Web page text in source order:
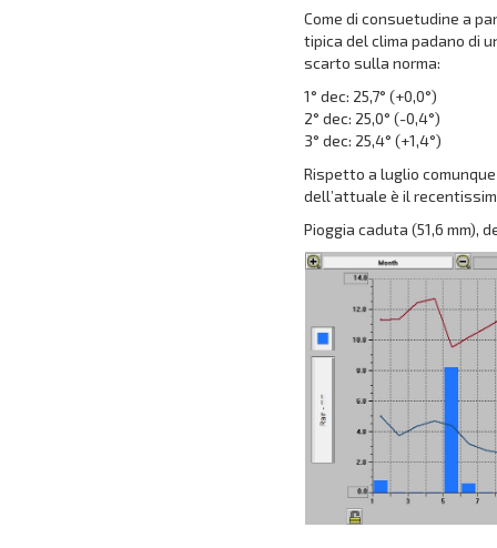
Come di consuetudine a
tipica del clima padano di
scarto sulla norma:
1° dec: 25,7° (+0,0°)
2° dec: 25,0° (-0,4°)
3° dec: 25,4° (+1,4°)
Rispetto a luglio
dell’attuale è il
Pioggia caduta (51,6 mm),